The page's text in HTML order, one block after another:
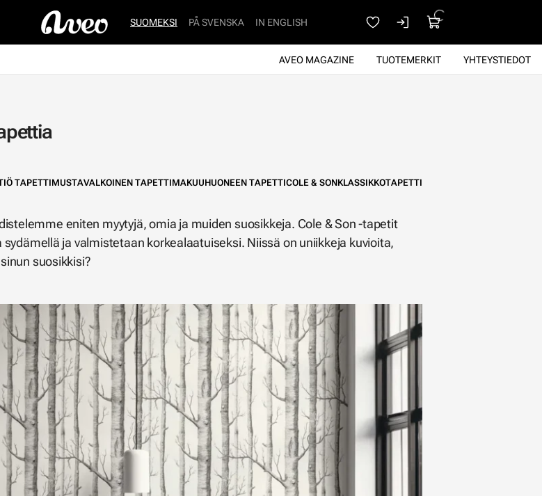
YHTEYSTIEDOT
TUOTEMERKIT
AVEO MAGAZINE
SUOMEKSI PÅ SVENSKA IN ENGLISH
TAPETTIMUSTAVALKOINEN TAPETTIMAKUUHUONEEN TAPETTICOLE & SONKLASSIKKOTAPETTI
eniten myytyjä, omia ja muiden suosikkeja. Cole & Son -tapetit
ja valmistetaan korkealaatuiseksi. Niissä on uniikkeja kuvioita,
suosikkisi?